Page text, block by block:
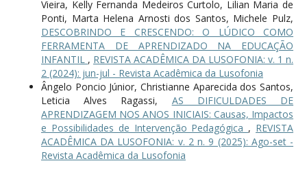
Vieira, Kelly Fernanda Medeiros Curtolo, Lilian Maria de
Ponti, Marta Helena Arnosti dos Santos, Michele Pulz,
DESCOBRINDO E CRESCENDO: O LÚDICO COMO
FERRAMENTA DE APRENDIZADO NA EDUCAÇÃO
INFANTIL , REVISTA ACADÊMICA DA LUSOFONIA: v. 1 n.
2 (2024): jun-jul - Revista Acadêmica da Lusofonia
Ângelo Poncio Júnior, Christianne Aparecida dos Santos,
Leticia Alves Ragassi, AS DIFICULDADES DE
APRENDIZAGEM NOS ANOS INICIAIS: Causas, Impactos
e Possibilidades de Intervenção Pedagógica , REVISTA
ACADÊMICA DA LUSOFONIA: v. 2 n. 9 (2025): Ago-set -
Revista Acadêmica da Lusofonia